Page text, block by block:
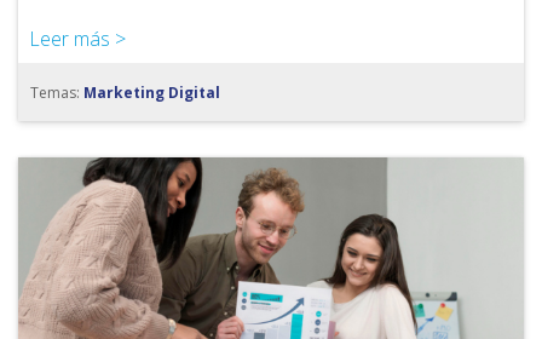
Leer más >
Temas: Marketing Digital